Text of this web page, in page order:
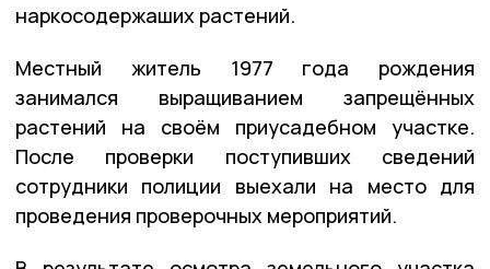
наркосодержаших растений.
Местный житель 1977 года рождения
занимался выращиванием запрещённых
растений на своём приусадебном участке.
После проверки поступивших сведений
сотрудники полиции выехали на место для
проведения проверочных мероприятий.